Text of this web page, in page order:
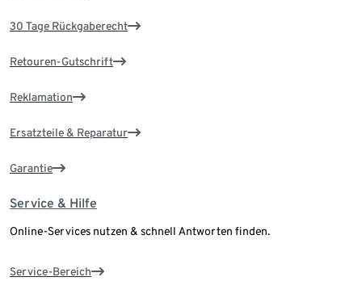
30 Tage Rückgaberecht
Retouren-Gutschrift
Reklamation
Ersatzteile & Reparatur
Garantie
Service & Hilfe
Online-Services nutzen & schnell Antworten finden.
Service-Bereich